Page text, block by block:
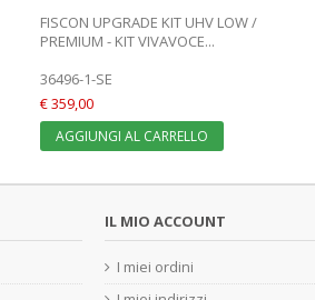
FISCON UPGRADE KIT UHV LOW /
PREMIUM - KIT VIVAVOCE...
36496-1-SE
€ 359,00
AGGIUNGI AL CARRELLO
IL MIO ACCOUNT
I miei ordini